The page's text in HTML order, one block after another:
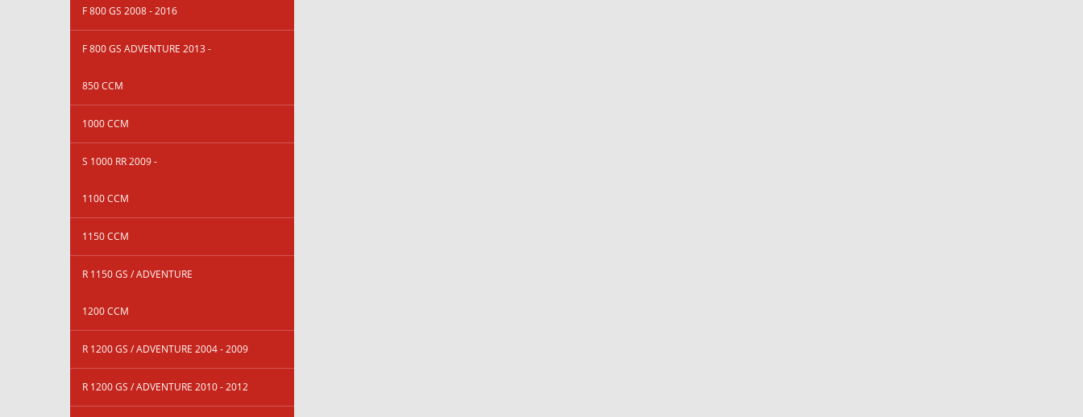
F 800 GS 2008 - 2016
F 800 GS ADVENTURE 2013 -
850 CCM
1000 CCM
S 1000 RR 2009 -
1100 CCM
1150 CCM
R 1150 GS / ADVENTURE
1200 CCM
R 1200 GS / ADVENTURE 2004 - 2009
R 1200 GS / ADVENTURE 2010 - 2012